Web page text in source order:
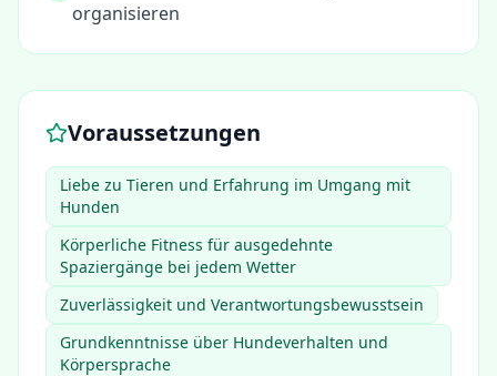
organisieren
Voraussetzungen
Liebe zu Tieren und Erfahrung im Umgang mit
Hunden
Körperliche Fitness für ausgedehnte
Spaziergänge bei jedem Wetter
Zuverlässigkeit und Verantwortungsbewusstsein
Grundkenntnisse über Hundeverhalten und
Körpersprache